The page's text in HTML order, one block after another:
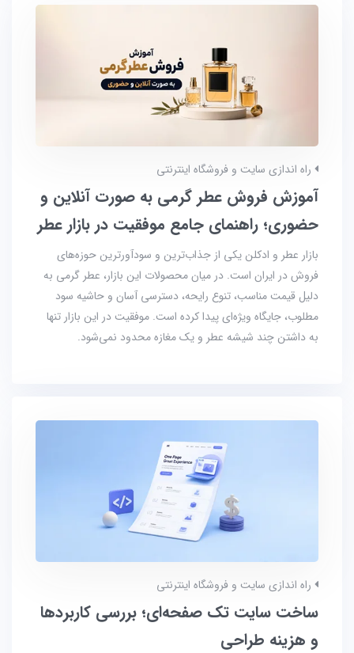
راه اندازی سایت و فروشگاه اینترنتی
آموزش فروش عطر گرمی به صورت آنلاین و
حضوری؛ راهنمای جامع موفقیت در بازار عطر
بازار عطر و ادکلن یکی از جذاب‌ترین و سودآورترین حوزه‌های
فروش در ایران است. در میان محصولات این بازار، عطر گرمی به
دلیل قیمت مناسب، تنوع رایحه، دسترسی آسان و حاشیه سود
مطلوب، جایگاه ویژه‌ای پیدا کرده است. موفقیت در این بازار تنها
به داشتن چند شیشه عطر و یک مغازه محدود نمی‌شود.
راه اندازی سایت و فروشگاه اینترنتی
ساخت سایت تک صفحه‌ای؛ بررسی کاربردها
و هزینه طراحی